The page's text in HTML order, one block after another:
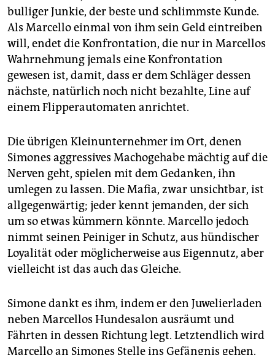
bulliger Junkie, der beste und schlimmste Kunde.
Als Marcello einmal von ihm sein Geld eintreiben
will, endet die Konfrontation, die nur in Marcellos
Wahrnehmung jemals eine Konfrontation
gewesen ist, damit, dass er dem Schläger dessen
nächste, natürlich noch nicht bezahlte, Line auf
einem Flipperautomaten anrichtet.
Die übrigen Kleinunternehmer im Ort, denen
Simones aggressives Machogehabe mächtig auf die
Nerven geht, spielen mit dem Gedanken, ihn
umlegen zu lassen. Die Mafia, zwar unsichtbar, ist
allgegenwärtig; jeder kennt jemanden, der sich
um so etwas kümmern könnte. Marcello jedoch
nimmt seinen Peiniger in Schutz, aus hündischer
Loyalität oder möglicherweise aus Eigennutz, aber
vielleicht ist das auch das Gleiche.
Simone dankt es ihm, indem er den Juwelierladen
neben Marcellos Hundesalon ausräumt und
Fährten in dessen Richtung legt. Letztendlich wird
Marcello an Simones Stelle ins Gefängnis gehen.